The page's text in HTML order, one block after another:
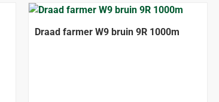
Draad farmer W9 bruin 9R 1000m